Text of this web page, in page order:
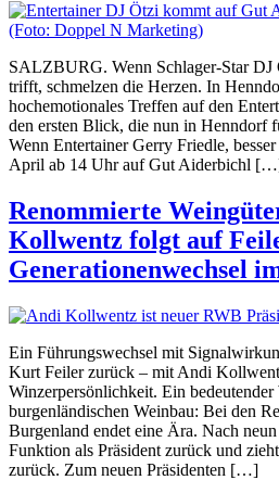
SALZBURG. Wenn Schlager-Star DJ
trifft, schmelzen die Herzen. In
hochemotionales Treffen auf den
den ersten Blick, die nun in Henndorf
Wenn Entertainer Gerry Friedle,
April ab 14 Uhr auf Gut Aiderbichl
Renommierte
Kollwentz folgt auf
Generationenwechsel
Ein Führungswechsel mit
Kurt Feiler zurück – mit Andi
Winzerpersönlichkeit. Ein bedeutender
burgenländischen Weinbau: Bei den
Burgenland endet eine Ära. Nach
Funktion als Präsident zurück und
zurück. Zum neuen Präsidenten […]